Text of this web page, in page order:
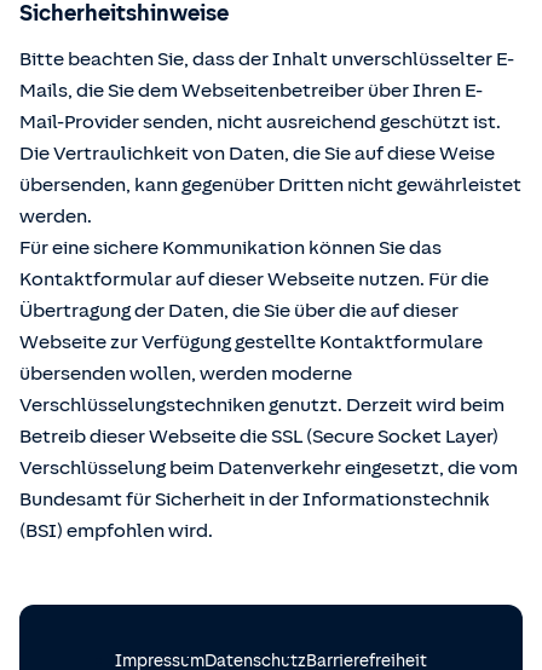
Sicherheitshinweise
Bitte beachten Sie, dass der Inhalt unverschlüsselter E-
Mails, die Sie dem Webseitenbetreiber über Ihren E-
Mail-Provider senden, nicht ausreichend geschützt ist.
Die Vertraulichkeit von Daten, die Sie auf diese Weise
übersenden, kann gegenüber Dritten nicht gewährleistet
werden.
Für eine sichere Kommunikation können Sie das
Kontaktformular auf dieser Webseite nutzen. Für die
Übertragung der Daten, die Sie über die auf dieser
Webseite zur Verfügung gestellte Kontaktformulare
übersenden wollen, werden moderne
Verschlüsselungstechniken genutzt. Derzeit wird beim
Betreib dieser Webseite die SSL (Secure Socket Layer)
Verschlüsselung beim Datenverkehr eingesetzt, die vom
Bundesamt für Sicherheit in der Informationstechnik
(BSI) empfohlen wird.
ImpressumDatenschutzBarrierefreiheit